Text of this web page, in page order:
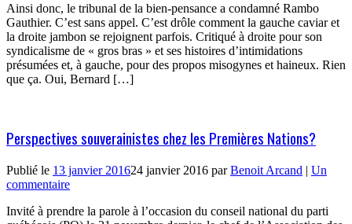
Ainsi donc, le tribunal de la bien-pensance a condamné Rambo
Gauthier. C’est sans appel. C’est drôle comment la gauche caviar et
la droite jambon se rejoignent parfois. Critiqué à droite pour son
syndicalisme de « gros bras » et ses histoires d’intimidations
présumées et, à gauche, pour des propos misogynes et haineux. Rien
que ça. Oui, Bernard […]
Perspectives souverainistes chez les Premières Nations?
Publié le 13 janvier 201624 janvier 2016 parBenoit Arcand | Un
commentaire
Invité à prendre la parole à l’occasion du conseil national du parti